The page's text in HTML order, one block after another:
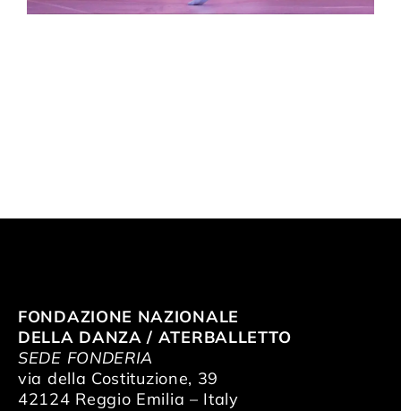
FONDAZIONE NAZIONALE
DELLA DANZA / ATERBALLETTO
SEDE FONDERIA
via della Costituzione, 39
42124 Reggio Emilia – Italy